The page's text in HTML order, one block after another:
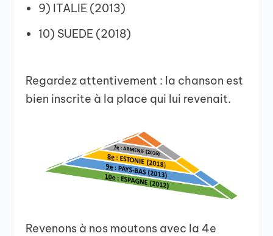
9) ITALIE (2013)
10) SUEDE (2018)
Regardez attentivement : la chanson est
bien inscrite à la place qui lui revenait.
Revenons à nos moutons avec la 4e